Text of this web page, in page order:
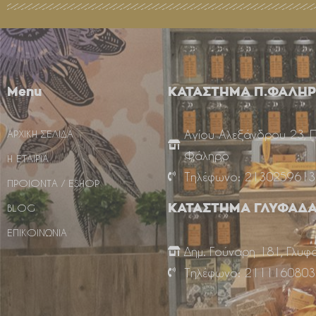
Menu
ΑΡΧΙΚΗ ΣΕΛΙΔΑ
Η ΕΤΑΙΡΙΑ
ΠΡΟΙΟΝΤΑ / ESHOP
BLOG
ΕΠΙΚΟΙΝΩΝΙΑ
ΚΑΤΑΣΤΗΜΑ
Αγίου Αλεξάνδρου 23,
Φάληρο
Τηλέφωνο: 2130259613
ΚΑΤΑΣΤΗΜΑ
Δημ. Γούναρη 181,
Τηλέφωνο: 2111160803